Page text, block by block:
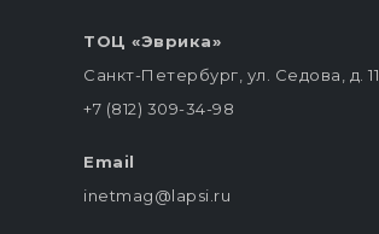
ТОЦ «Эврика»
Санкт-Петербург, ул. Седова, д. 11
+7 (812) 309-34-98
Email
inetmag@lapsi.ru